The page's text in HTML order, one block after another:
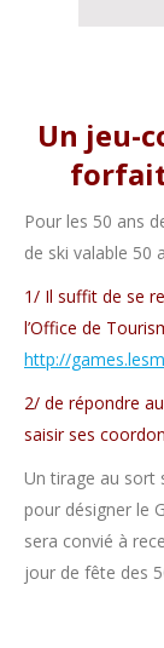
Un jeu-
forfait
Pour les 50 ans
de ski valable 50
1/ Il suffit de se
l’Office de
http://
2/ de répondre
saisir ses
Un tirage au sort
pour désigner le
sera convié à
jour de fête des